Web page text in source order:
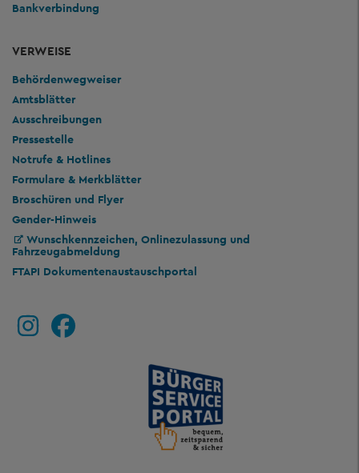
Bankverbindung
VERWEISE
Behördenwegweiser
Amtsblätter
Ausschreibungen
Pressestelle
Notrufe & Hotlines
Formulare & Merkblätter
Broschüren und Flyer
Gender-Hinweis
Wunschkennzeichen, Onlinezulassung und
Fahrzeugabmeldung
FTAPI Dokumentenaustauschportal